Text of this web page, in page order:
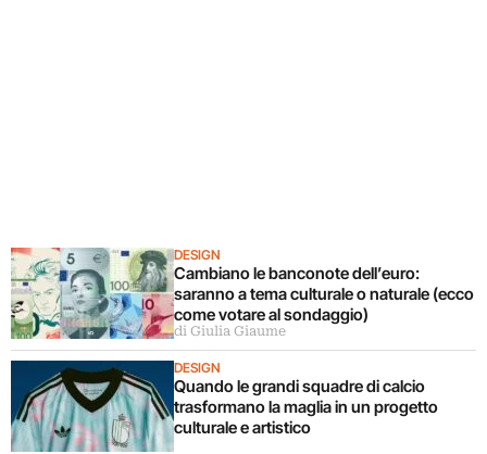
DESIGN
Cambiano le banconote dell’euro:
saranno a tema culturale o naturale (ecco
come votare al sondaggio)
di Giulia Giaume
DESIGN
Quando le grandi squadre di calcio
trasformano la maglia in un progetto
culturale e artistico